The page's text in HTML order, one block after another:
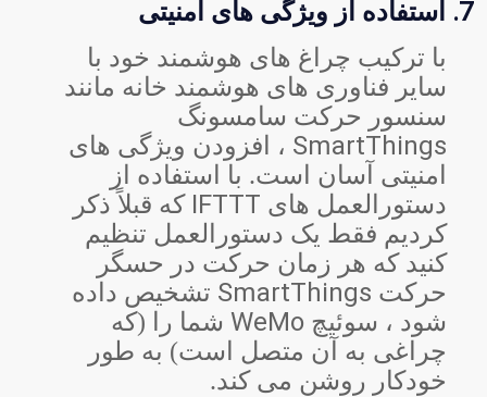
7.
استفاده از ویژگی های امنیتی
با ترکیب چراغ های هوشمند خود با
سایر فناوری های هوشمند خانه مانند
سنسور حرکت سامسونگ
SmartThings ، افزودن ویژگی های
امنیتی آسان است. با استفاده از
دستورالعمل های IFTTT که قبلاً ذکر
کردیم فقط یک دستورالعمل تنظیم
کنید که هر زمان حرکت در حسگر
حرکت SmartThings تشخیص داده
شود ، سوئیچ WeMo شما را (که
چراغی به آن متصل است) به طور
خودکار روشن می کند.